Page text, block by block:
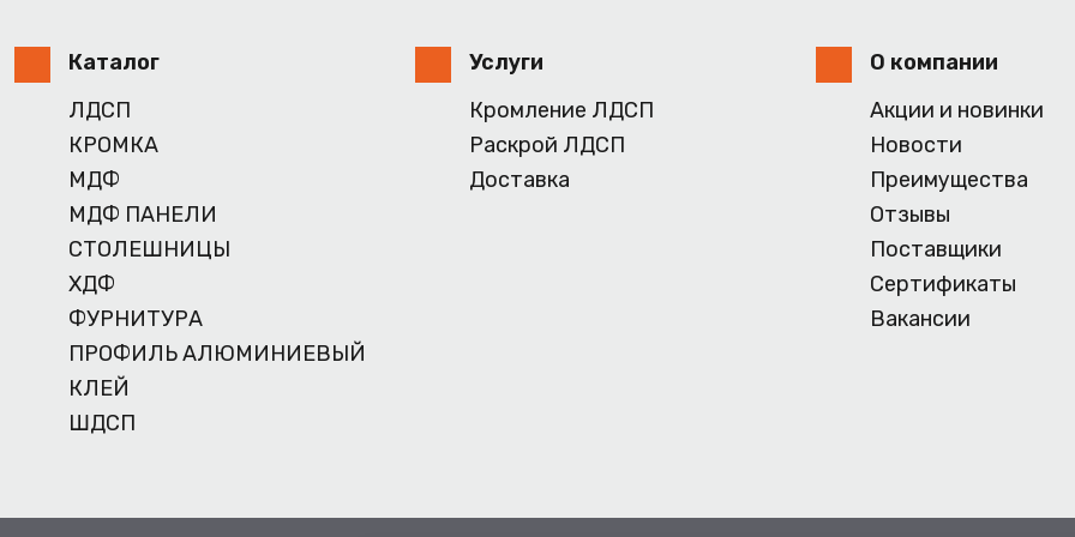
Каталог
ЛДСП
КРОМКА
МДФ
МДФ ПАНЕЛИ
СТОЛЕШНИЦЫ
ХДФ
ФУРНИТУРА
ПРОФИЛЬ АЛЮМИНИЕВЫЙ
КЛЕЙ
ШДСП
Услуги
Кромление ЛДСП
Раскрой ЛДСП
Доставка
О компании
Акции и новинки
Новости
Преимущества
Отзывы
Поставщики
Сертификаты
Вакансии